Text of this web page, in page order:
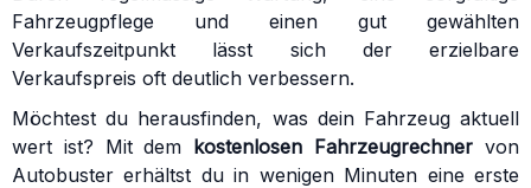
Fahrzeugpflege und einen gut gewählten
Verkaufszeitpunkt lässt sich der erzielbare
Verkaufspreis oft deutlich verbessern.
Möchtest du herausfinden, was dein Fahrzeug aktuell
wert ist? Mit dem kostenlosen Fahrzeugrechner von
Autobuster erhältst du in wenigen Minuten eine erste